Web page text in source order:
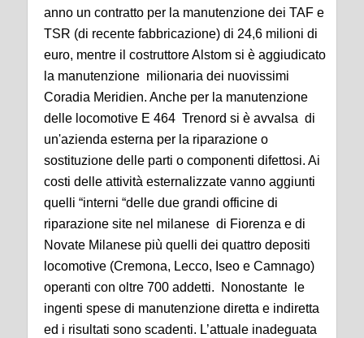
anno un contratto per la manutenzione dei TAF e
TSR (di recente fabbricazione) di 24,6 milioni di
euro, mentre il costruttore Alstom si è aggiudicato
la manutenzione milionaria dei nuovissimi
Coradia Meridien. Anche per la manutenzione
delle locomotive E 464 Trenord si è avvalsa di
un'azienda esterna per la riparazione o
sostituzione delle parti o componenti difettosi. Ai
costi delle attività esternalizzate vanno aggiunti
quelli “interni “delle due grandi officine di
riparazione site nel milanese di Fiorenza e di
Novate Milanese più quelli dei quattro depositi
locomotive (Cremona, Lecco, Iseo e Camnago)
operanti con oltre 700 addetti. Nonostante le
ingenti spese di manutenzione diretta e indiretta
ed i risultati sono scadenti. L’attuale inadeguata